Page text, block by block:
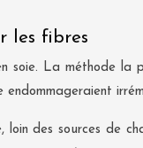
les fibres
soie. La méthode
des sources de